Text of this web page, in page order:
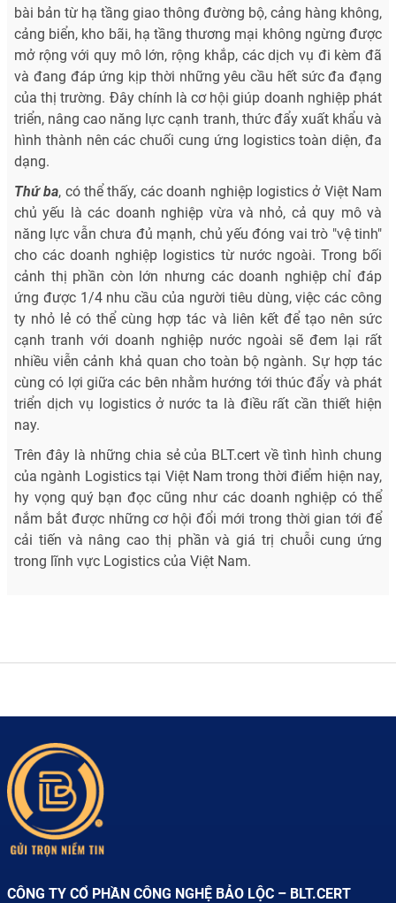
bài bản từ hạ tầng giao thông đường bộ, cảng hàng không,
cảng biển, kho bãi, hạ tầng thương mại không ngừng được
mở rộng với quy mô lớn, rộng khắp, các dịch vụ đi kèm đã
và đang đáp ứng kịp thời những yêu cầu hết sức đa đạng
của thị trường. Đây chính là cơ hội giúp doanh nghiệp phát
triển, nâng cao năng lực cạnh tranh, thức đẩy xuất khẩu và
hình thành nên các chuối cung ứng logistics toàn diện, đa
dạng.
Thứ ba, có thể thấy, các doanh nghiệp logistics ở Việt Nam
chủ yếu là các doanh nghiệp vừa và nhỏ, cả quy mô và
năng lực vẫn chưa đủ mạnh, chủ yếu đóng vai trò "vệ tinh"
cho các doanh nghiệp logistics từ nước ngoài. Trong bối
cảnh thị phần còn lớn nhưng các doanh nghiệp chỉ đáp
ứng được 1/4 nhu cầu của người tiêu dùng, việc các công
ty nhỏ lẻ có thể cùng hợp tác và liên kết để tạo nên sức
cạnh tranh với doanh nghiệp nước ngoài sẽ đem lại rất
nhiều viễn cảnh khả quan cho toàn bộ ngành. Sự hợp tác
cùng có lợi giữa các bên nhằm hướng tới thúc đẩy và phát
triển dịch vụ logistics ở nước ta là điều rất cần thiết hiện
nay.
Trên đây là những chia sẻ của BLT.cert về tình hình chung
của ngành Logistics tại Việt Nam trong thời điểm hiện nay,
hy vọng quý bạn đọc cũng như các doanh nghiệp có thể
nắm bắt được những cơ hội đổi mới trong thời gian tới để
cải tiến và nâng cao thị phần và giá trị chuỗi cung ứng
trong lĩnh vực Logistics của Việt Nam.
CÔNG TY CỔ PHẦN CÔNG NGHỆ BẢO LỘC – BLT.CERT